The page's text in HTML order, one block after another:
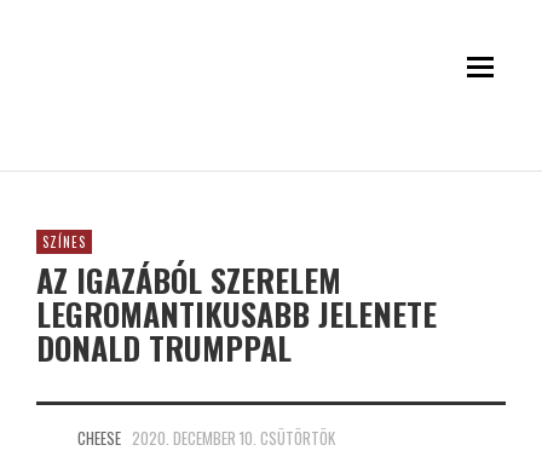
SZÍNES
AZ IGAZÁBÓL SZERELEM
LEGROMANTIKUSABB JELENETE
DONALD TRUMPPAL
CHEESE 2020. DECEMBER 10. CSÜTÖRTÖK